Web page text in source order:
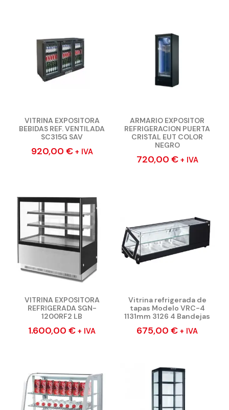
VITRINA EXPOSITORA
BEBIDAS REF. VENTILADA
SC315G SAV
920,00 € + IVA
ARMARIO EXPOSITOR
REFRIGERACION PUERTA
CRISTAL EUT COLOR
NEGRO
720,00 € + IVA
VITRINA EXPOSITORA
REFRIGERADA SGN-
1200RF2 LB
1.600,00 € + IVA
Vitrina refrigerada de
tapas Modelo VRC-4
1131mm 3126 4 Bandejas
675,00 € + IVA